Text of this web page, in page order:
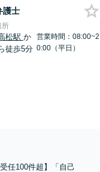
護士
所
松駅 か
徒歩5分
営業時間：08:00~2
0:00（平日）
任100件超】「自己